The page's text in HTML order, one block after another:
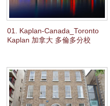
試預備課程，你將獲得達到成功
考試預備課程資料
課程長度：5或10週
每堂時數：45分鐘
開課日期：確實開課日期請參閱所
課程地點：牛津、倫敦萊斯頓廣場
程；另設增值課程，地點包括倫敦
柏斯、奧克蘭及基督城。
01. Kaplan-Canada_Toronto
Kaplan 加拿大 多倫多分校